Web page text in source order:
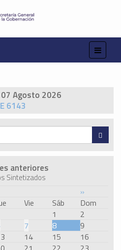
07 Agosto 2026
6143
anteriores
Sintetizados
»
Vie Sáb
Dom
1
2
7 8
9
14 15
16